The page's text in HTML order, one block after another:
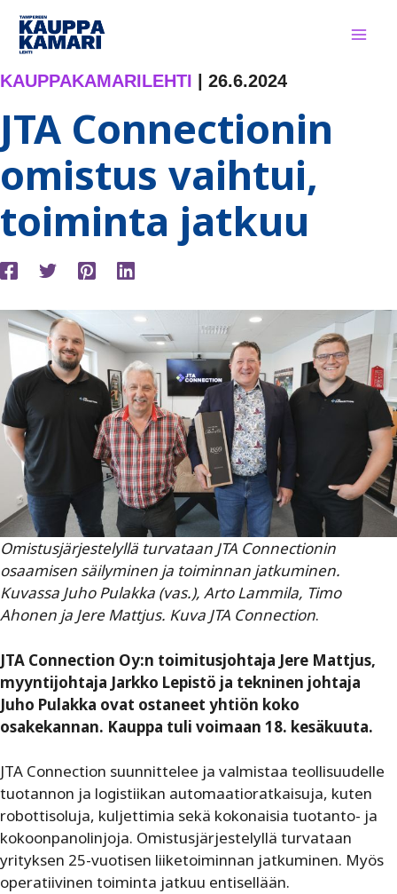
Siirry
sisältöön
KAUPPAKAMARILEHTI 26.6.2024
JTA Connectionin
omistus vaihtui,
toiminta jatkuu
Omistusjärjestelyllä turvataan JTA Connectionin
osaamisen säilyminen ja toiminnan jatkuminen.
Kuvassa Juho Pulakka (vas.), Arto Lammila, Timo
Ahonen ja Jere Mattjus. Kuva JTA Connection.
JTA Connection Oy:n toimitusjohtaja Jere Mattjus,
myyntijohtaja Jarkko Lepistö ja tekninen johtaja
Juho Pulakka ovat ostaneet yhtiön koko
osakekannan. Kauppa tuli voimaan 18. kesäkuuta.
JTA Connection suunnittelee ja valmistaa teollisuudelle
tuotannon ja logistiikan automaatioratkaisuja, kuten
robottisoluja, kuljettimia sekä kokonaisia tuotanto- ja
kokoonpanolinjoja. Omistusjärjestelyllä turvataan
yrityksen 25-vuotisen liiketoiminnan jatkuminen. Myös
operatiivinen toiminta jatkuu entisellään.